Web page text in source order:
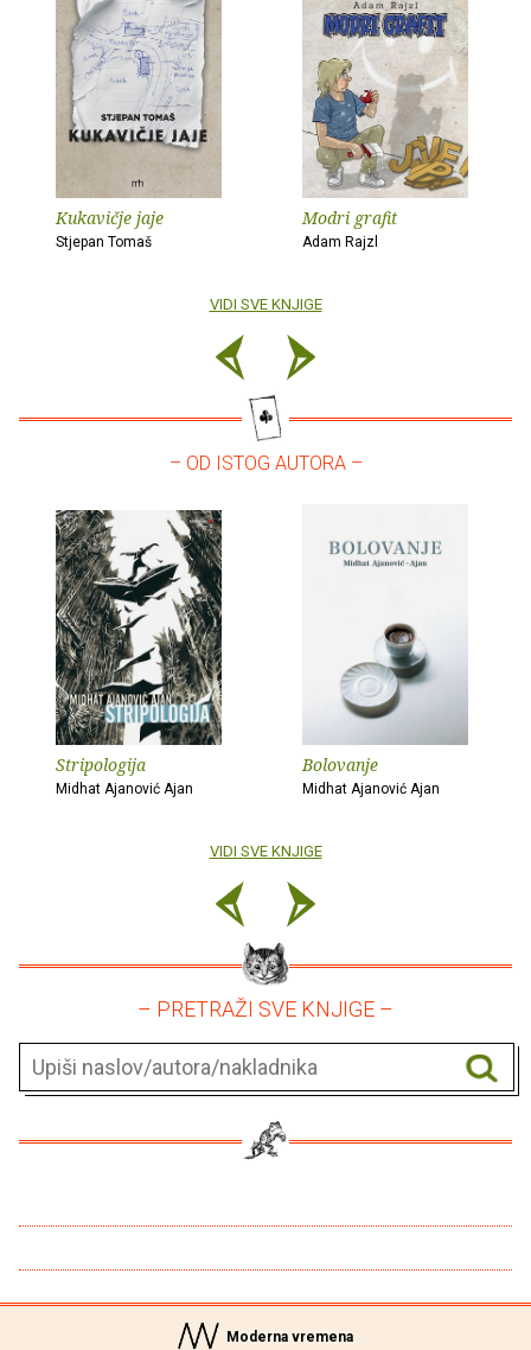
Kukavičje jaje
Stjepan Tomaš
Modri grafit
Adam Rajzl
VIDI SVE KNJIGE
– OD ISTOG AUTORA –
Stripologija
Midhat Ajanović Ajan
Bolovanje
Midhat Ajanović Ajan
VIDI SVE KNJIGE
– PRETRAŽI SVE KNJIGE –
Moderna vremena